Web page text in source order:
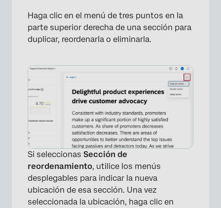
×
Haga clic en el menú de tres puntos en la
parte superior derecha de una sección para
duplicar, reordenarla o eliminarla.
Si seleccionas Sección de
reordenamiento, utilice los menús
desplegables para indicar la nueva
ubicación de esa sección. Una vez
seleccionada la ubicación, haga clic en